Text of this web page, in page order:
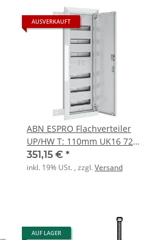
AUSVERKAUFT
ABN ESPRO Flachverteiler
UP/HW T: 110mm UK16 72TE
1x6reihig f. REG
351,15 € *
inkl. 19% USt. , zzgl.Versand
AUF LAGER